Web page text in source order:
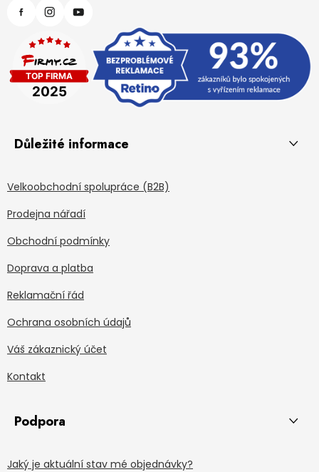
Důležité informace
Velkoobchodní spolupráce (B2B)
Prodejna nářadí
Obchodní podmínky
Doprava a platba
Reklamační řád
Ochrana osobních údajů
Váš zákaznický účet
Kontakt
Podpora
Jaký je aktuální stav mé objednávky?